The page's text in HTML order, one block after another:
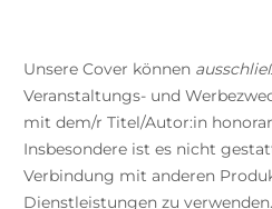
Unsere Cover können
Veranstaltungs- und
mit dem/r Titel/Autor:in
Insbesondere ist es nicht
Verbindung mit anderen
Dienstleistungen zu